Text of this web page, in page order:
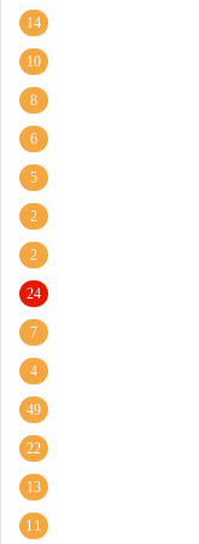
14
10
8
6
5
2
2
24
7
4
49
22
13
11